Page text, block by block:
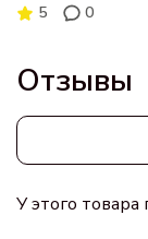
5
0
Отзывы
У этого